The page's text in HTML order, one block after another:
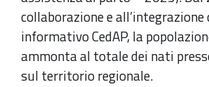
collaborazione e
informativo CedAP, la
ammonta al totale dei nati
sul territorio regionale.